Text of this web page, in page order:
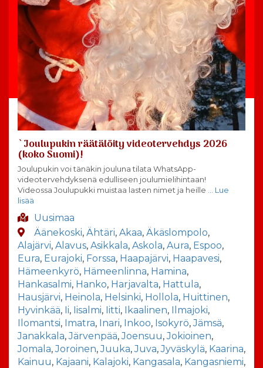
`Joulupukin räätälöity videotervehdys 2026
(koko Suomi)!
Joulupukin voi tänäkin jouluna tilata WhatsApp-
videotervehdyksenä edulliseen joulumielihintaan!
Videossa Joulupukki muistaa lasten nimet ja heille … Lue
lisää
Uusimaa
Äänekoski, Ähtäri, Akaa, Äkäslompolo,
Alajärvi, Alavus, Asikkala, Askola, Aura, Espoo,
Eura, Eurajoki, Forssa, Haapajärvi, Haapavesi,
Hämeenkyrö, Hämeenlinna, Hamina,
Hankasalmi, Hanko, Harjavalta, Hattula,
Hausjärvi, Heinola, Helsinki, Hollola, Huittinen,
Hyvinkää, Ii, Iisalmi, Iitti, Ikaalinen, Ilmajoki,
Ilomantsi, Imatra, Inari, Inkoo, Isokyrö,Jämsä,
Janakkala,Järvenpää,Joensuu,Jokioinen,
Jomala,Joroinen,Juuka,Juva,Jyväskylä, Kaarina,
Kainuu, Kajaani, Kalajoki, Kangasala, Kangasniemi,